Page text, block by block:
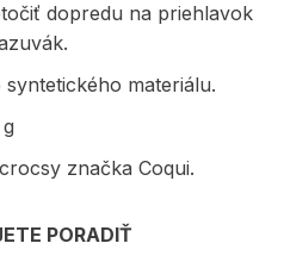
dopredu na priehlavok
materiálu.
značka Coqui.
PORADIŤ